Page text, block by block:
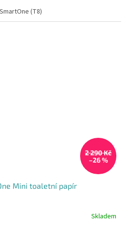
(T8)
2 290 Kč
–26 %
Mini toaletní papír
Skladem